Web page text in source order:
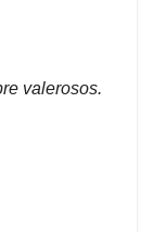
valerosos.